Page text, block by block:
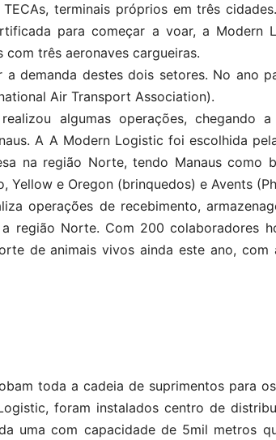
terminais próprios em três
para começar a voar, a Modern
três aeronaves cargueiras.
demanda destes dois setores. No ano
Air Transport Association).
algumas operações, chegando a
A A Modern Logistic foi escolhida
na região Norte, tendo Manaus como
e Oregon (brinquedos) e Avents
operações de recebimento,
região Norte. Com 200 colaboradores
de animais vivos ainda este ano, com
toda a cadeia de suprimentos para
foram instalados centro de
uma com capacidade de 5mil metros